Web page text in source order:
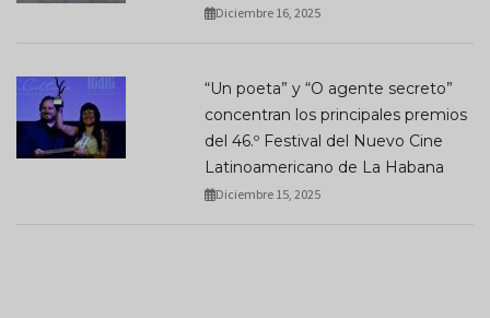
Diciembre 16, 2025
“Un poeta” y “O agente secreto”
concentran los principales premios
del 46.º Festival del Nuevo Cine
Latinoamericano de La Habana
Diciembre 15, 2025